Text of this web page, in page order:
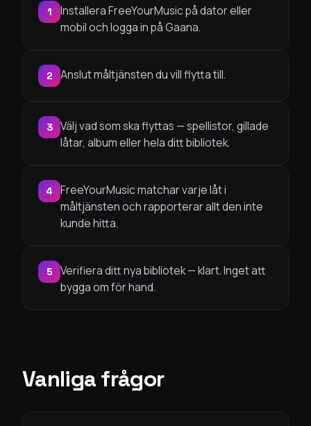
1
Installera FreeYourMusic på dator eller
mobil och logga in på Gaana.
2 Anslut måltjänsten du vill flytta till.
3
Välj vad som ska flyttas — spellistor, gillade
låtar, album eller hela ditt bibliotek.
4
FreeYourMusic matchar varje låt i
måltjänsten och rapporterar allt den inte
kunde hitta.
5
Verifiera ditt nya bibliotek — klart. Inget att
bygga om för hand.
Vanliga frågor